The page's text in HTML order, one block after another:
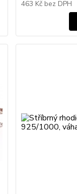
463 Kč bez DPH